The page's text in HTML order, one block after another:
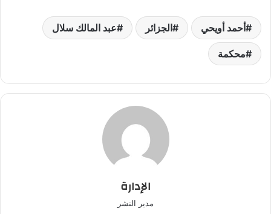
أحمد أويحي الجزائر عبد المالك سلال
محكمة
الإدارة
مدير النشر